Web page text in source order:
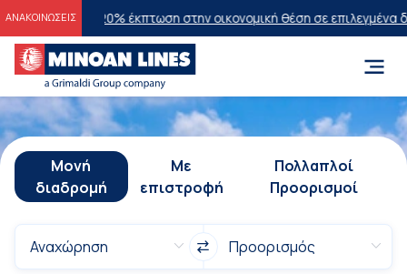
ΑΝΑΚΟΙΝΩΣΕΙΣ
20% έκπτωση στην οικονομική θέση σε επιλεγμένα δρομολόγια
Μονή
διαδρομή
Με
επιστροφή
Πολλαπλοί
Προορισμοί